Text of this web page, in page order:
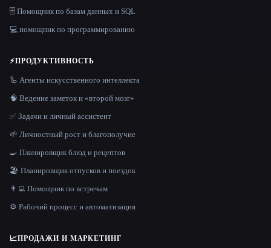
🗄️ Помощник по базам данных и SQL
💻 помощник по программированию
⚡ПРОДУКТИВНОСТЬ
🦾 Агенты искусственного интеллекта
🧠 Ведение заметок и «второй мозг»
✅ Задачи и личный ассистент
🌱 Личностный рост и благополучие
🍳 Планировщик блюд и рецептов
🏖 Планировщик отпусков и поездок
👨‍💻 Помощник по встречам
⚙️ Рабочий процесс и автоматизация
📈ПРОДАЖИ И МАРКЕТИНГ